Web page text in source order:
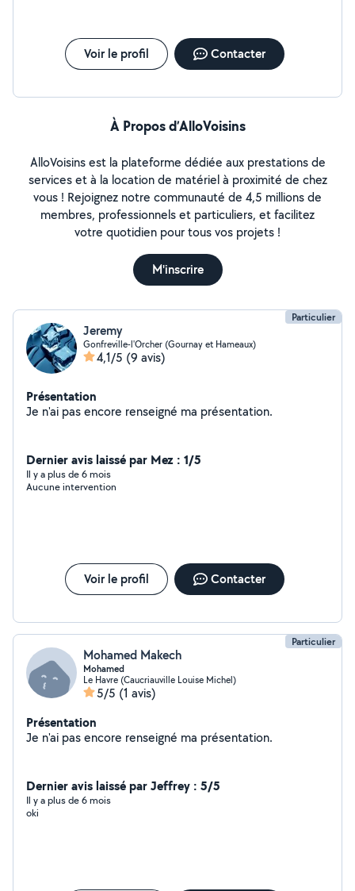
je serai ravie de vous aider !
Voir le profil
Contacter
À Propos d’AlloVoisins
AlloVoisins est la plateforme dédiée aux prestations de
services et à la location de matériel à proximité de chez
vous ! Rejoignez notre communauté de 4,5 millions de
membres, professionnels et particuliers, et facilitez
votre quotidien pour tous vos projets !
M'inscrire
Particulier
Jeremy
Gonfreville-l'Orcher (Gournay et Hameaux)
4,1/5 (9 avis)
Présentation
Je n'ai pas encore renseigné ma présentation.
Dernier avis laissé par Mez : 1/5
Il y a plus de 6 mois
Aucune intervention
Voir le profil Contacter
Particulier
Mohamed Makech
Mohamed
Le Havre (Caucriauville Louise Michel)
5/5 (1 avis)
Présentation
Je n'ai pas encore renseigné ma présentation.
Dernier avis laissé par Jeffrey : 5/5
Il y a plus de 6 mois
oki